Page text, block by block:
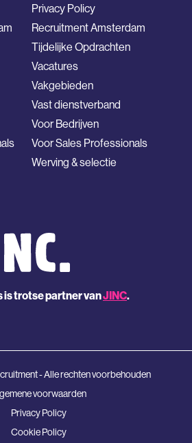
Privacy Policy
Recruitment Amsterdam
Tijdelijke Opdrachten
Vacatures
Vakgebieden
Vast dienstverband
Voor Bedrijven
Voor Sales Professionals
Werving & selectie
is trotse partner vanJINC.
- Alle rechten voorbehouden
voorwaarden
Privacy Policy
Cookie Policy